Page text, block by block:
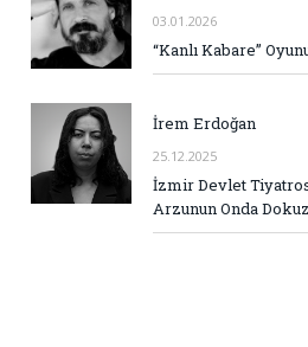
03.01.2026
“Kanlı Kabare”
İrem Erdoğan
25.12.2025
İzmir Devlet
Arzunun Onda